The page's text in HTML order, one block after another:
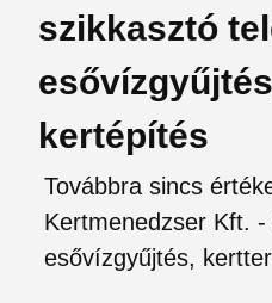
szikkasztó
kertépítés
Továbbra sincs
Kertmenedzser Kft.
esővízgyűjtés,